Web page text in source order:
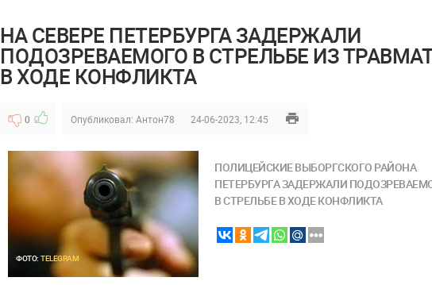
НА СЕВЕРЕ ПЕТЕРБУРГА ЗАДЕРЖАЛИ
ПОДОЗРЕВАЕМОГО В СТРЕЛЬБЕ ИЗ
В ХОДЕ КОНФЛИКТА
0 Опубликовал: Антон78 24-06-2023, 12:45
ФОТО: TELEGRAM
ПОЛИЦЕЙСКИЕ ВЫБОРГСКОГО РАЙОНА
ПЕТЕРБУРГА ЗАДЕРЖАЛИ
В СТРЕЛЬБЕ В ХОДЕ КОНФЛИКТА